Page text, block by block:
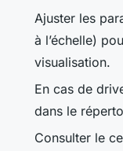
Ajuster les
à l’échelle)
visualisation.
En cas de
dans le
Consulter le